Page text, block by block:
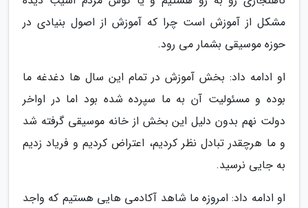
مشکل از آموزش است چرا که آموزش از اصول بنیادی در
حوزه موسیقی بشمار می رود.
او ادامه داد: بخش آموزش در تمام این سال ها دغدغه ما
بوده و مسئولیت آن به ما سپرده شده بود اما در اواخر
دولت نهم بدون دلیل این بخش از خانه موسیقی گرفته شد
و ما هرچقدر تبادل نظر کردیم، اعتراض کردیم و فریاد زدیم
به جایی نرسید.
او ادامه داد: امروزه ما شاهد آکادمی هایی هستیم که واجد